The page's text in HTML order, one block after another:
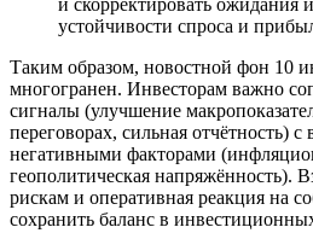
и скорректировать ожидания
устойчивости спроса и
Таким образом, новостной фон 10
многогранен. Инвесторам важно
сигналы (улучшение
переговорах, сильная отчётность)
негативными факторами
геополитическая напряжённость).
рискам и оперативная реакция на
сохранить баланс в